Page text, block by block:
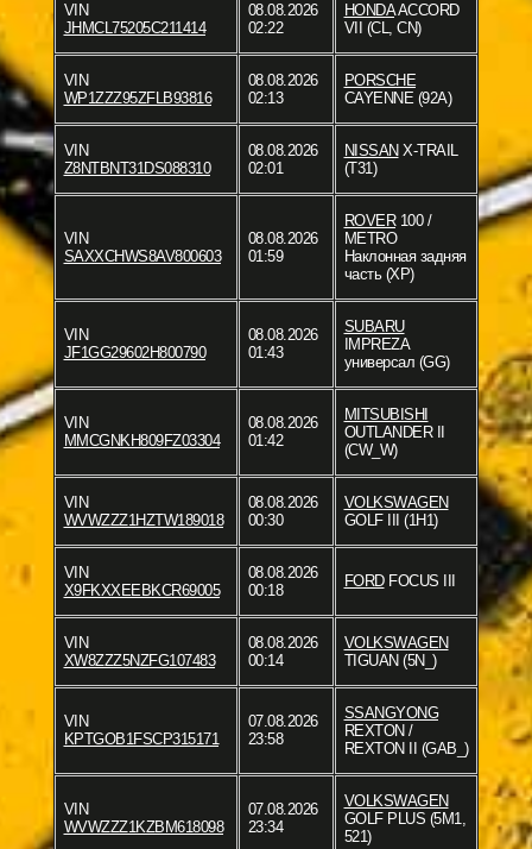
VIN
JHMCL75205C211414
08.08.2026
02:22
HONDAACCORD
VII (CL, CN)
VIN
WP1ZZZ95ZFLB93816
08.08.2026
02:13
PORSCHE
CAYENNE (92A)
VIN
Z8NTBNT31DS088310
08.08.2026
02:01
NISSAN X-TRAIL
(T31)
VIN
SAXXCHWS8AV800603
08.08.2026
01:59
ROVER100 /
METRO
Наклонная задняя
часть (XP)
VIN
JF1GG29602H800790
08.08.2026
01:43
SUBARU
IMPREZA
универсал (GG)
VIN
MMCGNKH809FZ03304
08.08.2026
01:42
MITSUBISHI
OUTLANDER II
(CW_W)
VIN
WVWZZZ1HZTW189018
08.08.2026
00:30
VOLKSWAGEN
GOLF III (1H1)
VIN
X9FKXXEEBKCR69005
08.08.2026
00:18
FORDFOCUS III
VIN
XW8ZZZ5NZFG107483
08.08.2026
00:14
VOLKSWAGEN
TIGUAN (5N_)
VIN
KPTGOB1FSCP315171
07.08.2026
23:58
SSANGYONG
REXTON /
REXTON II (GAB_)
VIN
WVWZZZ1KZBM618098
07.08.2026
23:34
VOLKSWAGEN
GOLF PLUS (5M1,
521)